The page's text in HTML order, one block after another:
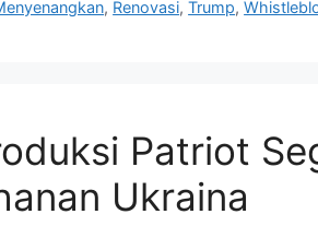
, Renovasi,Trump,
Patriot
Ukraina